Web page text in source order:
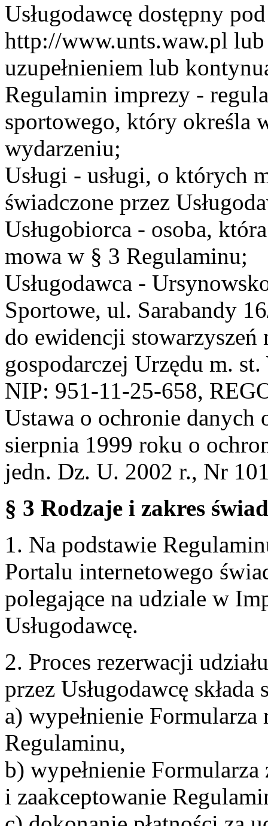
Usługodawcę dostępny
http://www.unts.waw.pl lub
uzupełnieniem lub
Regulamin imprezy -
sportowego, który określa
wydarzeniu;
Usługi - usługi, o których
świadczone przez
Usługobiorca - osoba,
mowa w § 3 Regulaminu;
Usługodawca -
Sportowe, ul. Sarabandy
do ewidencji stowarzyszeń
gospodarczej Urzędu m.
NIP: 951-11-25-658,
Ustawa o ochronie danych
sierpnia 1999 roku o
jedn. Dz. U. 2002 r., Nr
§ 3 Rodzaje i zakres
1. Na podstawie
Portalu internetowego
polegające na udziale w
Usługodawcę.
2. Proces rezerwacji
przez Usługodawcę
a) wypełnienie
Regulaminu,
b) wypełnienie Formularza
i zaakceptowanie